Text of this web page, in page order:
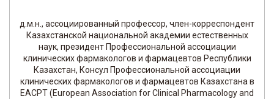
д.м.н., ассоциированный профессор, член-корреспондент
Казахстанской национальной академии естественных
наук, президент Профессиональной ассоциации
клинических фармакологов и фармацевтов Республики
Казахстан, Консул Профессиональной ассоциации
клинических фармакологов и фармацевтов Казахстана в
EACPT (European Association for Clinical Pharmacology and